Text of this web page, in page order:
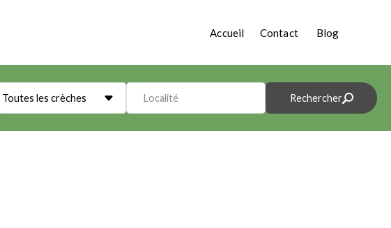
Accueil Contact Blog
Toutes les crèches Localité Rechercher